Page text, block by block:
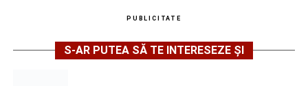
PUBLICITATE
S-AR PUTEA SĂ TE INTERESEZE ȘI